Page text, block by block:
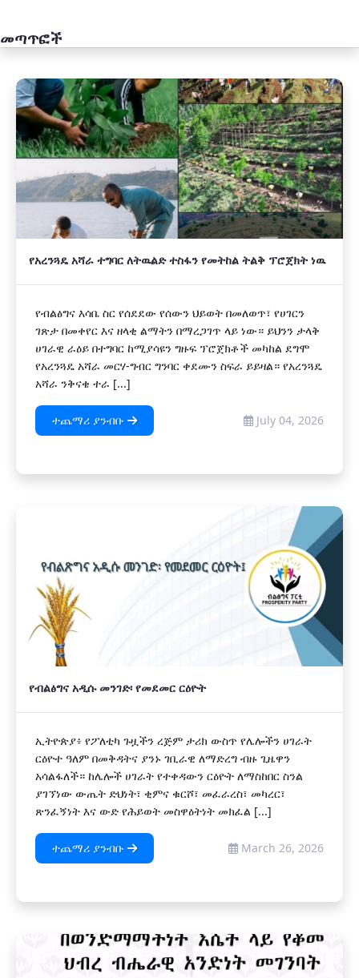
መጣጥፎች
አዲስ
የአረንጓዴ አሻራ ተግባር ለትዉልድ ተስፋን የመትከል ትልቅ ፕሮጀክት ነዉ
የብልፅግና እሳቤ ስር የሰደደው የሰውን ህይወት በመለወጥ፣ የሀገርን
ገጽታ በመቀየር እና ዘላቂ ልማትን በማረጋገጥ ላይ ነው። ይህንን ታላቅ
ሀገራዊ ራዕይ በተግባር ከሚያሳዩን ግዙፍ ፕሮጀክቶች መካከል ደግሞ
የአረንጓዴ አሻራ መርሃ-ግብር ግንባር ቀደሙን ስፍራ ይይዛል። የአረንጓዴ
አሻራ ንቅናቄ ተራ [...]
ተጨማሪ ያንብቡ July 04, 2026
የብልፅግና አዲሱ መንገድ፡ የመደመር ርዕዮት
ኢትዮጵያ፥ የፖለቲካ ጉዟችን ረጅም ታሪክ ውስጥ የሌሎችን ሀገራት
ርዕዮተ ዓለም በመቅዳትና ያንኑ ገቢራዊ ለማድረግ ብዙ ጊዜዋን
አሳልፋለች። ከሌሎች ሀገራት የተቀዳውን ርዕዮት ለማስከበር ስንል
ያገኘነው ውጤት ድህነት፣ ቂምና ቁርሾ፣ መፈራረስ፣ መካረር፣
ጽንፈኝነት እና ውድ የሕይወት መስዋዕትነት መክፈል [...]
ተጨማሪ ያንብቡ March 26, 2026